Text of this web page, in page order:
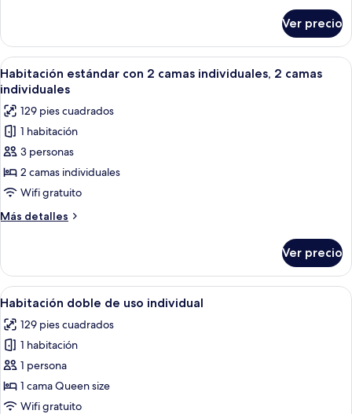
doble
estándar
Ver precio
Abrir
todas
las
fotos
de
Habitación
estándar
con
2
camas
2
camas
individuales
Habitación doble con cama,
1
Habitación estándar con 2 camas individuales, 2 camas
individuales
129 pies cuadrados
1 habitación
3 personas
2 camas individuales
Wifi gratuito
Más detalles
Más
estándar
con
2
individuales,
2
camas
individuales
Ver precio
Abrir
todas
las
fotos
de
Habitación
doble
Una habitación individual con
1
Habitación doble de uso individual
129 pies cuadrados
1 habitación
1 persona
1 cama Queen size
Wifi gratuito